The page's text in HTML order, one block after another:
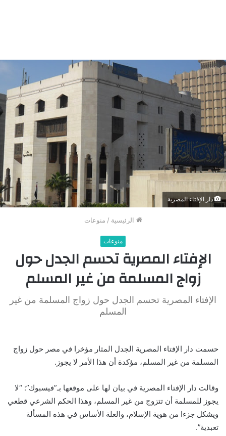
دار الإفتاء المصرية
الرئيسية / منوعات
منوعات
الإفتاء المصرية تحسم الجدل حول
زواج المسلمة من غير المسلم
الإفتاء المصرية تحسم الجدل حول زواج المسلمة من غير
المسلم
حسمت دار الإفتاء المصرية الجدل المثار مؤخرا في مصر حول زواج
المسلمة من غير المسلم، مؤكدة أن هذا الأمر لا يجوز.
وقالت دار الإفتاء المصرية في بيان لها على موقعها بـ”فيسبوك”: “لا
يجوز للمسلمة أن تتزوج من غير المسلم، وهذا الحكم الشرعي قطعي
ويشكل جزءا من هوية الإسلام، والعلة الأساس في هذه المسألة
تعبدية”.